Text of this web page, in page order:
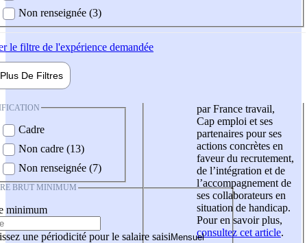
Non renseignée (3)
le filtre de l'expérience demandée
Plus De Filtres
Cadre
Non cadre (13)
Non renseignée (7)
BRUT MINIMUM
minimum
une périodicité pour le salaire saisi
par France travail,
Cap emploi et ses
partenaires pour ses
actions concrètes en
faveur du recrutement,
de l’intégration et de
l’accompagnement de
ses collaborateurs en
situation de handicap.
Pour en savoir plus,
consultez cet article.